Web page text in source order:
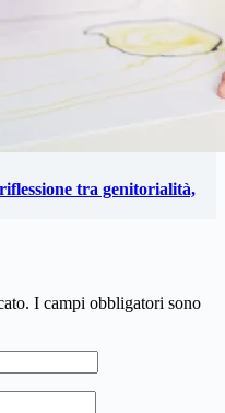
tra genitorialità,
I campi obbligatori sono